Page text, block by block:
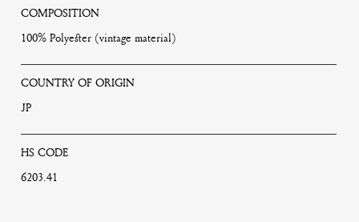
COMPOSITION
100% Polyester (vintage material)
COUNTRY OF ORIGIN
JP
HS CODE
6203.41